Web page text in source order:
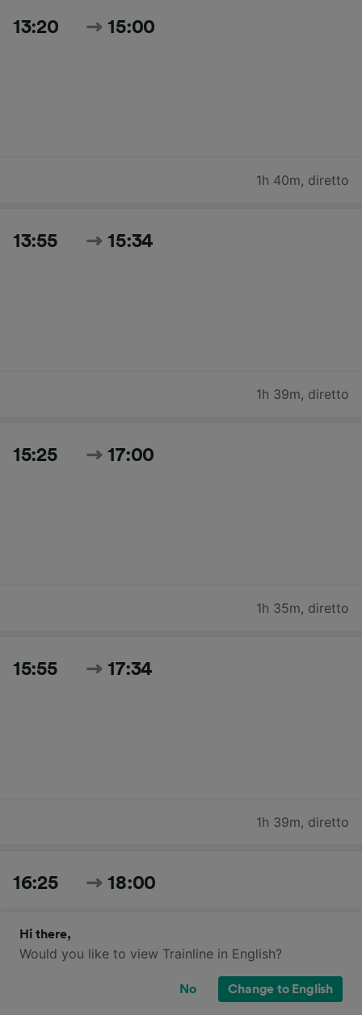
13:20 15:00
1h 40m, diretto
13:55 15:34
1h 39m, diretto
15:25 17:00
1h 35m, diretto
15:55 17:34
1h 39m, diretto
16:25 18:00
Hi there,
Would you like to view Trainline in English?
No Change to English